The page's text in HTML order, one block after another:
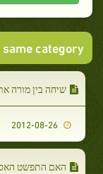
category
שיחה בין מורה
האם התפשט